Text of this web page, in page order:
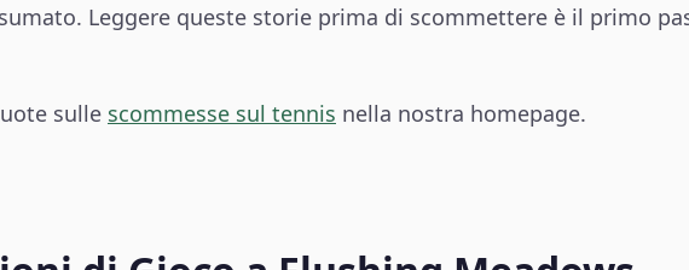
Leggere queste storie prima di scommettere è il primo
sulle scommesse sul tennis nella nostra homepage.